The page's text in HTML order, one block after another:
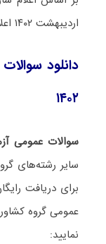
اردیبهشت ۱۴۰۲ اعلام خواهد شد.
دانلود
۱۴۰۲
سوالات عمومی
سایر رشته‌های
برای دریافت
عمومی گروه
نمایید: